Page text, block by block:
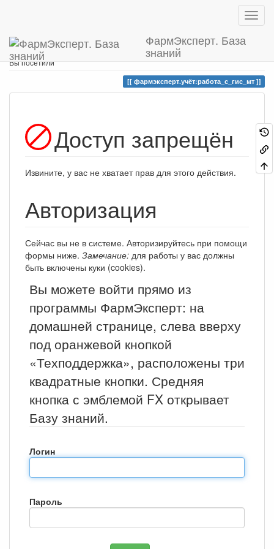
ФармЭксперт. База
знаний
Вы находитесь здесь HomeФармэксперт.Учёт
Вы посетили
фармэксперт.учёт:работа_с_гис_мт
Доступ запрещён
Извините, у вас не хватает прав для этого действия.
Авторизация
Сейчас вы не в системе. Авторизируйтесь при помощи
формы ниже. Замечание: для работы у вас должны
быть включены куки (cookies).
Вы можете войти прямо из
программы ФармЭксперт: на
домашней странице, слева вверху
под оранжевой кнопкой
«Техподдержка», расположены три
квадратные кнопки. Средняя
кнопка с эмблемой FX открывает
Базу знаний.
Логин
Пароль